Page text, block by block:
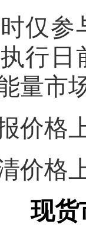
仅参
行日
量市
价格
价格
现货